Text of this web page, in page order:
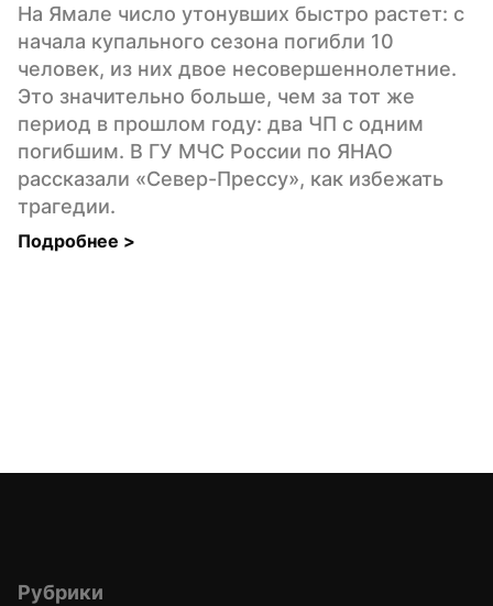
На Ямале число утонувших быстро растет: с
начала купального сезона погибли 10
человек, из них двое несовершеннолетние.
Это значительно больше, чем за тот же
период в прошлом году: два ЧП с одним
погибшим. В ГУ МЧС России по ЯНАО
рассказали «Север-Прессу», как избежать
трагедии.
Подробнее >
Рубрики